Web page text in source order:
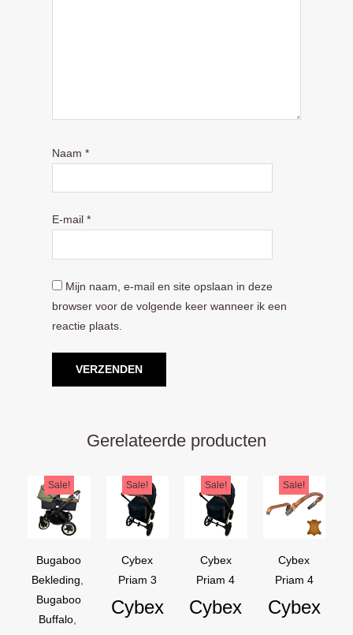
Naam *
E-mail *
Mijn naam, e-mail en site opslaan in deze
browser voor de volgende keer wanneer ik een
reactie plaats.
Gerelateerde producten
Sale!
Bugaboo
Bekleding
Bugaboo
Buffalo,
Oorspronkelijke
prijs
prijs
Sale!
Cybex
Priam 3
Cybex
Oorspronkelijke
prijs
Huidige
prijs
Sale!
Cybex
Priam 4
Cybex
Oorspronkelijke
prijs
was:
Huidige
prijs
is:
Sale!
Cybex
Priam 4
Cybex
prijs
was:
prijs
is: